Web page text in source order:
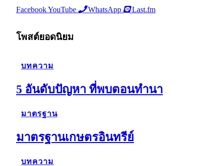
FacebookYouTube WhatsApp Last.fm
โพสต์ยอดนิยม
บทความ
5 อันดับปัญหา ที่พบตอนทำนา
มาตรฐาน
มาตรฐานเกษตรอินทรีย์
บทความ